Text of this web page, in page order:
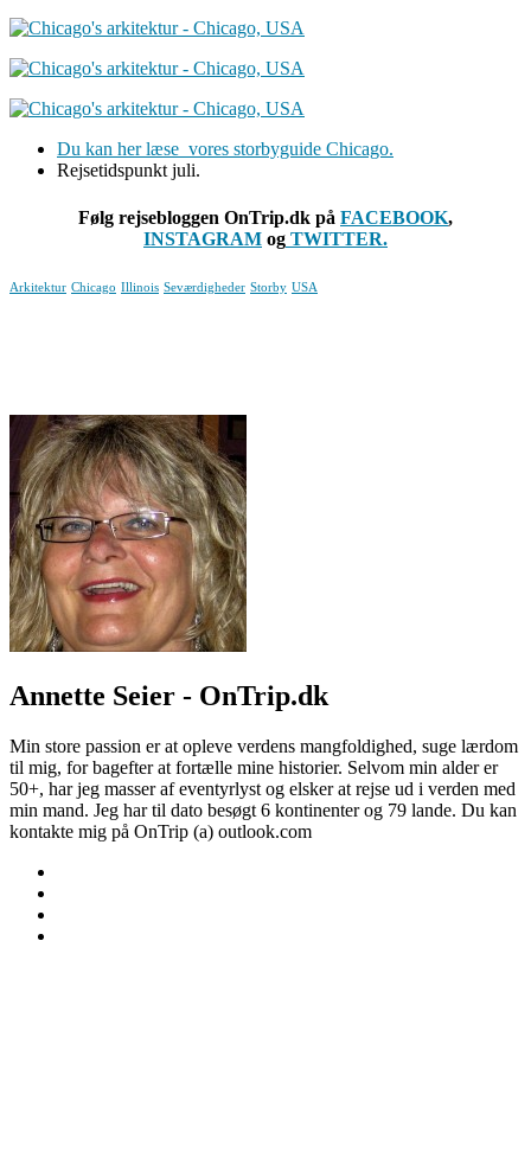
Du kan her læse vores storbyguide Chicago.
Rejsetidspunkt juli.
Følg rejsebloggen OnTrip.dk på FACEBOOK,
INSTAGRAM og TWITTER.
Arkitektur Chicago Illinois Seværdigheder Storby USA
Annette Seier - OnTrip.dk
Min store passion er at opleve verdens mangfoldighed, suge lærdom
til mig, for bagefter at fortælle mine historier. Selvom min alder er
50+, har jeg masser af eventyrlyst og elsker at rejse ud i verden med
min mand. Jeg har til dato besøgt 6 kontinenter og 79 lande. Du kan
kontakte mig på OnTrip (a) outlook.com